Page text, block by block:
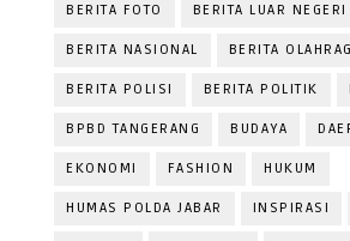
BERITA FOTO BERITA LUAR NEGERI
BERITA NASIONAL BERITA
BERITA POLISI BERITA POLITIK
BPBD TANGERANG BUDAYA
EKONOMI FASHION HUKUM
HUMAS POLDA JABAR INSPIRASI